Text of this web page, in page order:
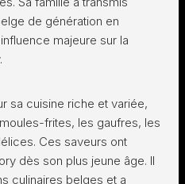
de génération en
majeure sur la
sa cuisine riche et variée,
frites, les gaufres, les
Ces saveurs ont
dès son plus jeune âge. Il
culinaires belges et a